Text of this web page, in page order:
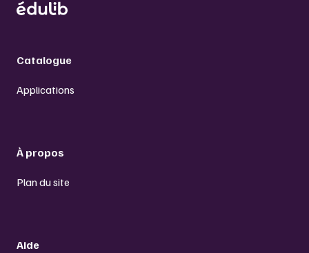
Catalogue
Applications
À propos
Plan du site
Aide